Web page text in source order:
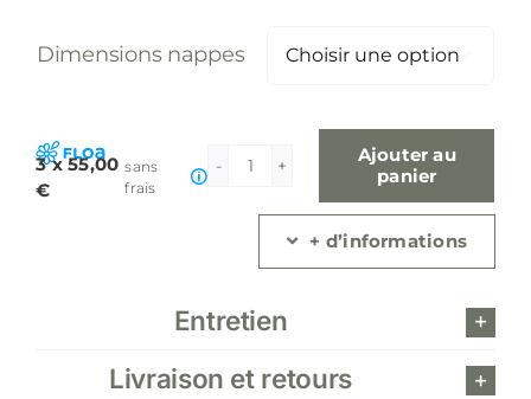
Dimensions nappes 
3 x 55,00
€
sans
frais
quantité
lin
bleu
Ajouter au
panier
+ d’informations
Entretien
Livraison et retours